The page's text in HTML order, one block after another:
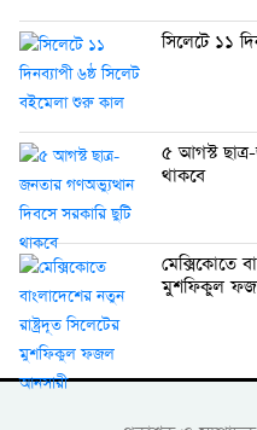
সিলেটে ১১
৫ আগস্ট
থাকবে
মেক্সিকোতে
মুশফিকুল